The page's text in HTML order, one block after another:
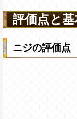
評価点と
ニジの評価点